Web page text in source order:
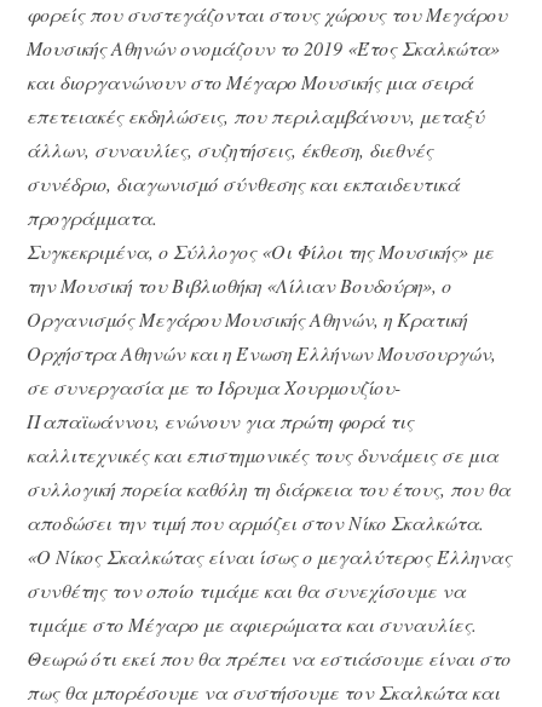
φορείς που συστεγάζονται στους χώρους του Μεγάρου
Μουσικής Αθηνών ονομάζουν το 2019 «Έτος Σκαλκώτα»
και διοργανώνουν στο Μέγαρο Μουσικής μια σειρά
επετειακές εκδηλώσεις, που περιλαμβάνουν, μεταξύ
άλλων, συναυλίες, συζητήσεις, έκθεση, διεθνές
συνέδριο, διαγωνισμό σύνθεσης και εκπαιδευτικά
προγράμματα.
Συγκεκριμένα, ο Σύλλογος «Οι Φίλοι της Μουσικής» με
την Μουσική του Βιβλιοθήκη «Λίλιαν Βουδούρη», ο
Οργανισμός Μεγάρου Μουσικής Αθηνών, η Κρατική
Ορχήστρα Αθηνών και η Ένωση Ελλήνων Μουσουργών,
σε συνεργασία με το Ίδρυμα Χουρμουζίου-
Παπαϊωάννου, ενώνουν για πρώτη φορά τις
καλλιτεχνικές και επιστημονικές τους δυνάμεις σε μια
συλλογική πορεία καθόλη τη διάρκεια του έτους, που θα
αποδώσει την τιμή που αρμόζει στον Νίκο Σκαλκώτα.
«Ο Νίκος Σκαλκώτας είναι ίσως ο μεγαλύτερος Έλληνας
συνθέτης τον οποίο τιμάμε και θα συνεχίσουμε να
τιμάμε στο Μέγαρο με αφιερώματα και συναυλίες.
Θεωρώ ότι εκεί που θα πρέπει να εστιάσουμε είναι στο
πως θα μπορέσουμε να συστήσουμε τον Σκαλκώτα και